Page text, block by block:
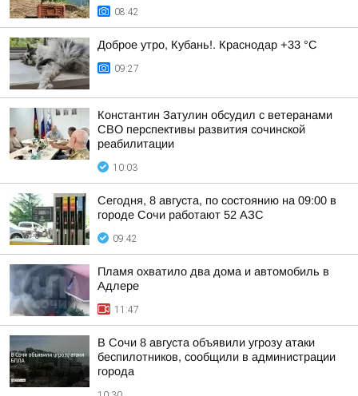
08:42
Доброе утро, Кубань!. Краснодар +33 °С
09:27
Константин Затулин обсудил с ветеранами
СВО перспективы развития сочинской
реабилитации
10:03
Сегодня, 8 августа, по состоянию на 09:00 в
городе Сочи работают 52 АЗС
09:42
Пламя охватило два дома и автомобиль в
Адлере
11:47
В Сочи 8 августа объявили угрозу атаки
беспилотников, сообщили в администрации
города